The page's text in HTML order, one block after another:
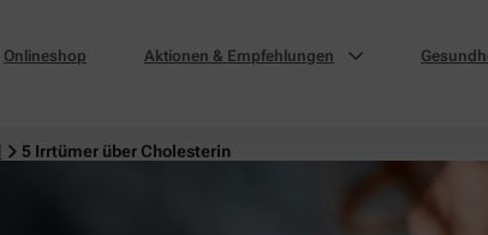
Onlineshop Aktionen & Empfehlungen
5 Irrtümer über Cholesterin